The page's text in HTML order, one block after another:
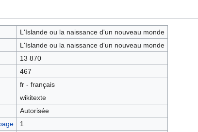
L'Islande ou la naissance d'un nouveau monde
L'Islande ou la naissance d'un nouveau monde
13 870
467
fr - français
wikitexte
Autorisée
1